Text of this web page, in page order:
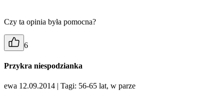
Czy ta opinia była pomocna?
6
Przykra niespodzianka
ewa 12.09.2014 | Tagi: 56-65 lat, w parze